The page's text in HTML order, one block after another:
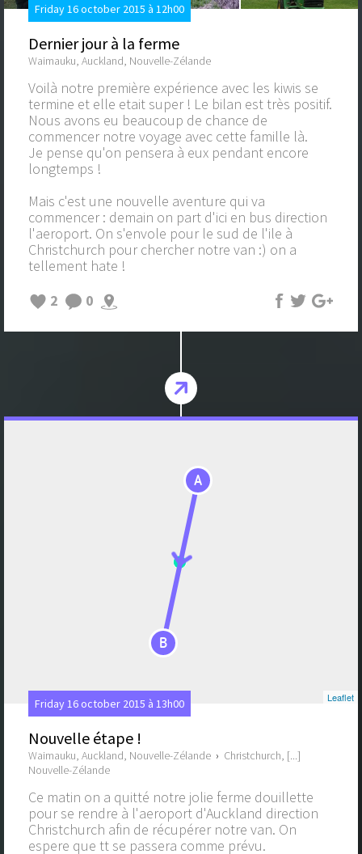
Friday 16 october 2015 à 12h00
Dernier jour à la ferme
Waimauku, Auckland, Nouvelle-Zélande
Voilà notre première expérience avec les kiwis se
termine et elle etait super ! Le bilan est très positif.
Nous avons eu beaucoup de chance de
commencer notre voyage avec cette famille là.
Je pense qu'on pensera à eux pendant encore
longtemps !
Mais c'est une nouvelle aventure qui va
commencer : demain on part d'ici en bus direction
l'aeroport. On s'envole pour le sud de l'ile à
Christchurch pour chercher notre van :) on a
tellement hate !
2
0
A
B
Leaflet
Friday 16 october 2015 à 13h00
Nouvelle étape !
Waimauku, Auckland, Nouvelle-Zélande › Christchurch, [...]
Nouvelle-Zélande
Ce matin on a quitté notre jolie ferme douillette
pour se rendre à l'aeroport d'Auckland direction
Christchurch afin de récupérer notre van. On
espere que tt se passera comme prévu.